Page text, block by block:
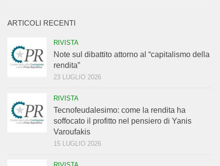
ARTICOLI RECENTI
RIVISTA
Note sul dibattito attorno al “capitalismo della
rendita”
23 LUGLIO 2026
RIVISTA
Tecnofeudalesimo: come la rendita ha
soffocato il profitto nel pensiero di Yanis
Varoufakis
15 LUGLIO 2026